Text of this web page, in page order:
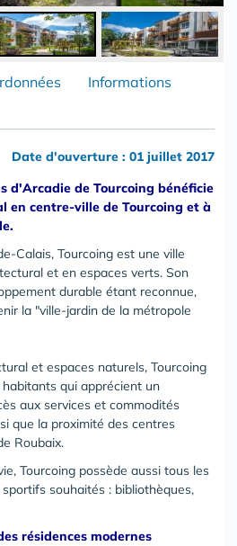
Informations
Date d'ouverture : 01 juillet 2017
d'Arcadie de Tourcoing bénéficie
en centre-ville de Tourcoing et à
Calais, Tourcoing est une ville
et en espaces verts. Son
durable étant reconnue,
la "ville-jardin de la métropole
et espaces naturels, Tourcoing
qui apprécient un
aux services et commodités
que la proximité des centres
Roubaix.
Tourcoing possède aussi tous les
souhaités : bibliothèques,
résidences modernes